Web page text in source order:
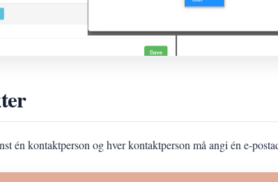
én kontaktperson og hver kontaktperson må angi én e-